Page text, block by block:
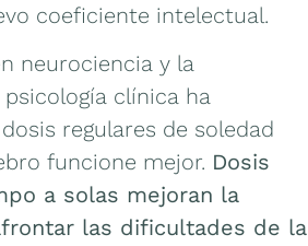
coeficiente intelectual.
neurociencia y la
clínica ha
regulares de soledad
funcione mejor. Dosis
a solas mejoran la
las dificultades de la